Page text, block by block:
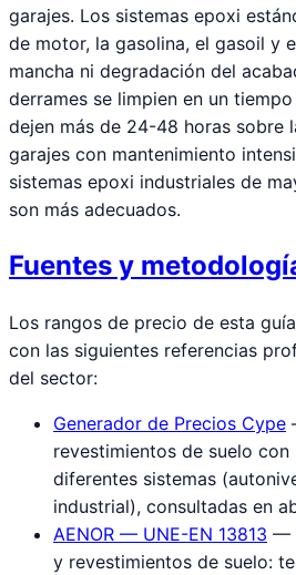
garajes. Los sistemas epoxi
de motor, la gasolina, el gasoil y
mancha ni degradación del
derrames se limpien en un
dejen más de 24-48 horas sobre
garajes con mantenimiento
sistemas epoxi industriales de
son más adecuados.
Fuentes y
Los rangos de precio de esta
con las siguientes referencias
del sector:
Generador de Precios Cype
revestimientos de suelo con
diferentes sistemas
industrial), consultadas en
AENOR — UNE-EN 13813 —
y revestimientos de suelo: